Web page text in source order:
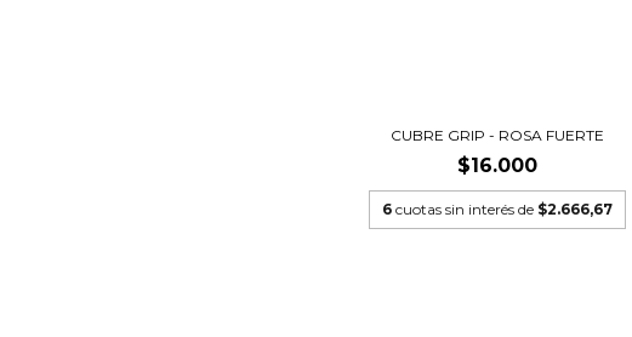
CUBRE GRIP - ROSA FUERTE
$16.000
6 cuotas sin interés de $2.666,67